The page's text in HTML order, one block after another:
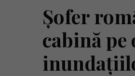
Șofer
cabină